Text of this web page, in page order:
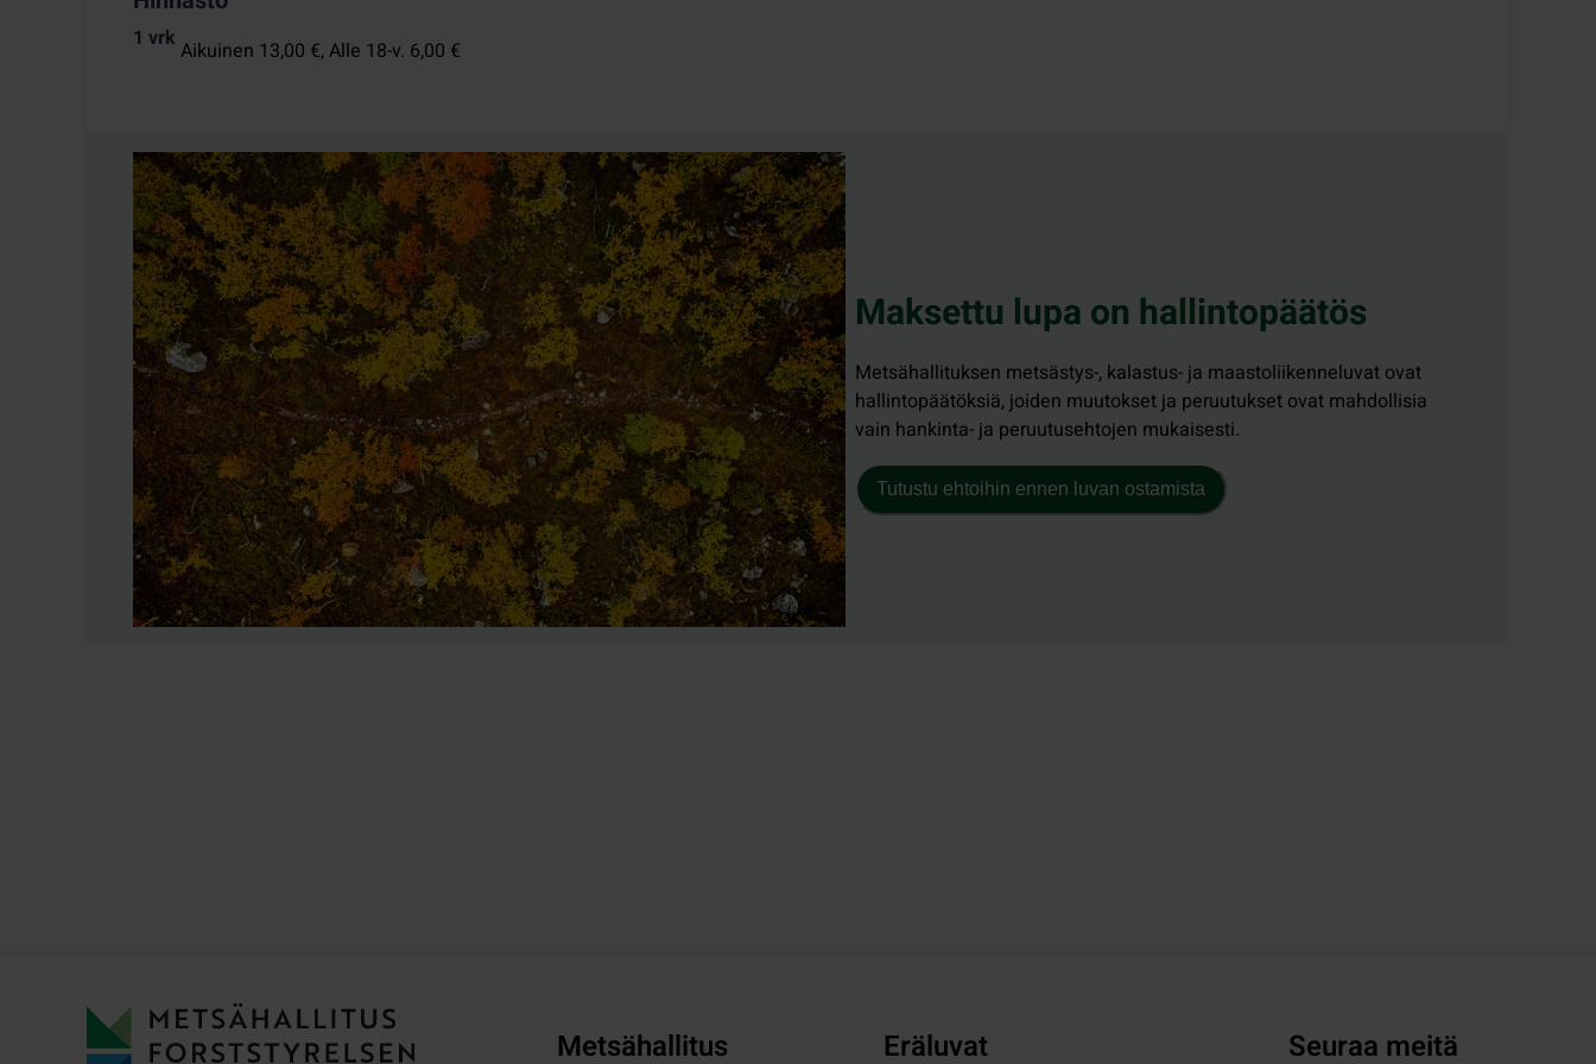
1 vrk Aikuinen 13,00 €,Alle 18-v. 6,00 €
Maksettu lupa on hallintopäätös
Metsähallituksen metsästys-, kalastus- ja maastoliikenneluvat ovat
hallintopäätöksiä, joiden muutokset ja peruutukset ovat mahdollisia
vain hankinta- ja peruutusehtojen mukaisesti.
Tutustu ehtoihin ennen luvan ostamista
Metsähallitus Eräluvat Seuraa meitä